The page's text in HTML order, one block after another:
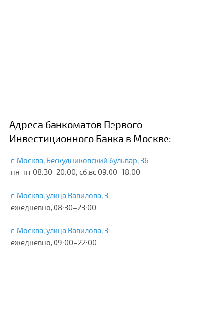
Адреса банкоматов Первого
Инвестиционного Банка в Москве:
г. Москва, Бескудниковский бульвар, 36
пн-пт 08:30–20:00; сб,вс 09:00–18:00
г. Москва, улица Вавилова, 3
ежедневно, 08:30–23:00
г. Москва, улица Вавилова, 3
ежедневно, 09:00–22:00